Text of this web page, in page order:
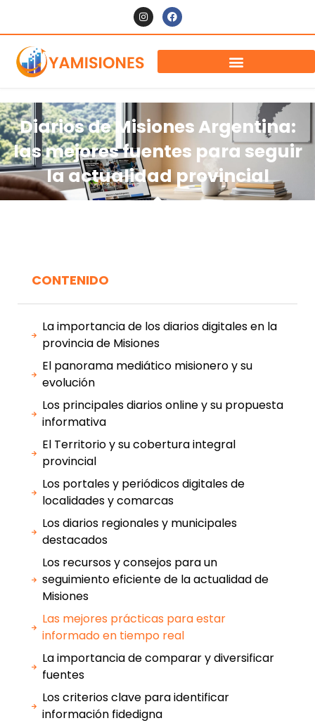
Diarios de Misiones Argentina:
las mejores fuentes para seguir
la actualidad provincial
CONTENIDO
La importancia de los diarios digitales en la
provincia de Misiones
El panorama mediático misionero y su
evolución
Los principales diarios online y su propuesta
informativa
El Territorio y su cobertura integral
provincial
Los portales y periódicos digitales de
localidades y comarcas
Los diarios regionales y municipales
destacados
Los recursos y consejos para un
seguimiento eficiente de la actualidad de
Misiones
Las mejores prácticas para estar
informado en tiempo real
La importancia de comparar y diversificar
fuentes
Los criterios clave para identificar
información fidedigna